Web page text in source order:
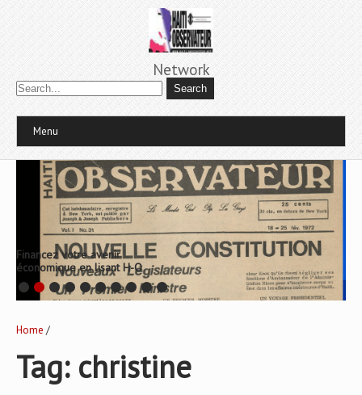
Network
Menu
Financez votre avenir
économique en lisant H-O
Home /
Tag: christine